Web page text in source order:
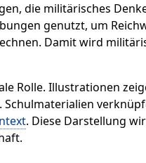
die militärisches
genutzt, um
Damit wird
Rolle. Illustrationen
. Diese Darstellung